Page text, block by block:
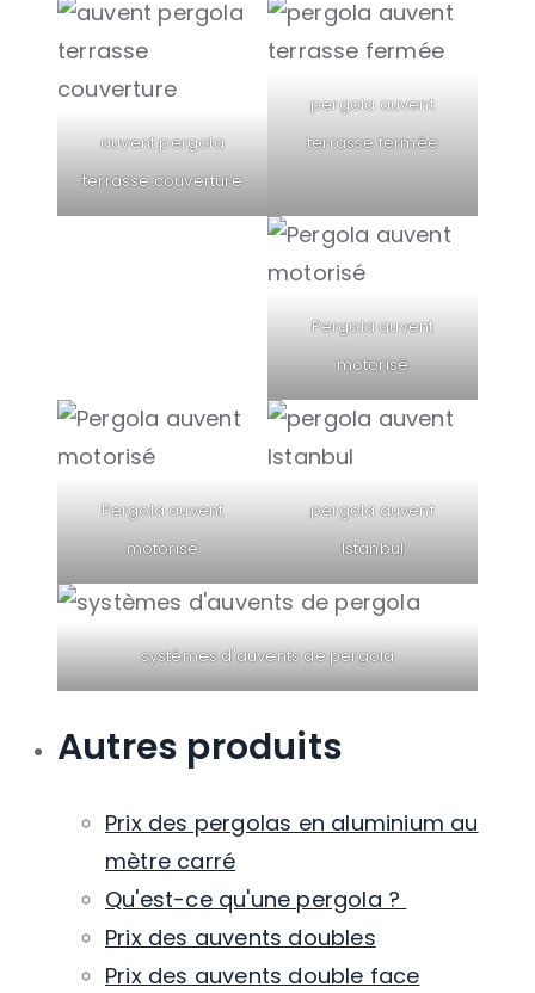
auvent pergola
terrasse couverture
pergola auvent
terrasse fermée
Pergola auvent
motorisé
Pergola auvent
motorisé
pergola auvent
Istanbul
systèmes d'auvents de pergola
Autres produits
Prix ​​des pergolas en aluminium au
mètre carré
Qu'est-ce qu'une pergola ?
Prix ​​des auvents doubles
Prix ​​des auvents double face